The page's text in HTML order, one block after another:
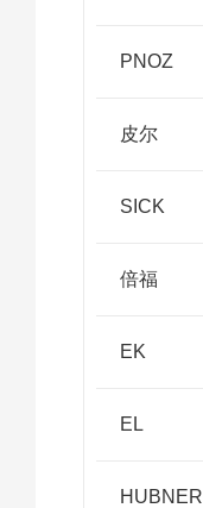
PNOZ
皮尔
SICK
倍福
EK
EL
HUBNER